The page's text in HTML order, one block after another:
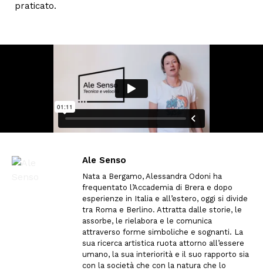
praticato.
Ale Senso
Nata a Bergamo, Alessandra Odoni ha
frequentato l’Accademia di Brera e dopo
esperienze in Italia e all’estero, oggi si divide
tra Roma e Berlino. Attratta dalle storie, le
assorbe, le rielabora e le comunica
attraverso forme simboliche e sognanti. La
sua ricerca artistica ruota attorno all’essere
umano, la sua interiorità e il suo rapporto sia
con la società che con la natura che lo